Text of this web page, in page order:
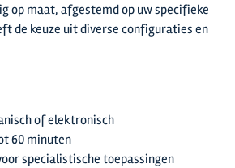
op maat, afgestemd op uw specifieke
de keuze uit diverse configuraties en
of elektronisch
60 minuten
specialistische toepassingen